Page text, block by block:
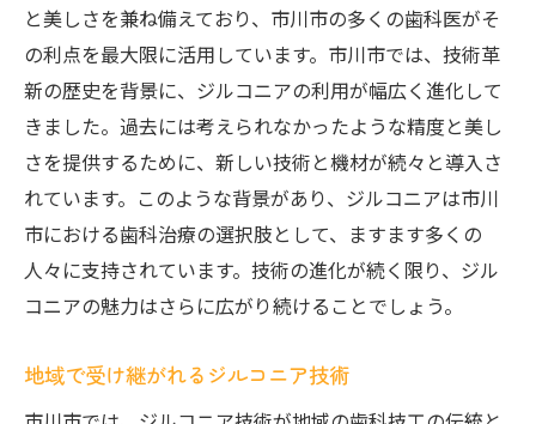
と美しさを兼ね備えており、市川市の多くの歯科医がそ
の利点を最大限に活用しています。市川市では、技術革
新の歴史を背景に、ジルコニアの利用が幅広く進化して
きました。過去には考えられなかったような精度と美し
さを提供するために、新しい技術と機材が続々と導入さ
れています。このような背景があり、ジルコニアは市川
市における歯科治療の選択肢として、ますます多くの
人々に支持されています。技術の進化が続く限り、ジル
コニアの魅力はさらに広がり続けることでしょう。
地域で受け継がれるジルコニア技術